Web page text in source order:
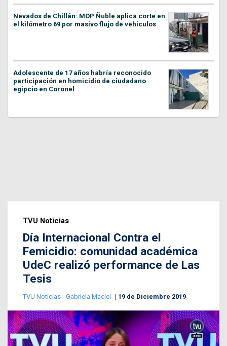
Nevados de Chillán: MOP Ñuble aplica corte en
el kilómetro 69 por masivo flujo de vehículos
Adolescente de 17 años habría reconocido
participación en homicidio de ciudadano
egipcio en Coronel
TVU Noticias
Día Internacional Contra el
Femicidio: comunidad académica
UdeC realizó performance de Las
Tesis
TVU Noticias - Gabriela Maciel 19 de Diciembre 2019